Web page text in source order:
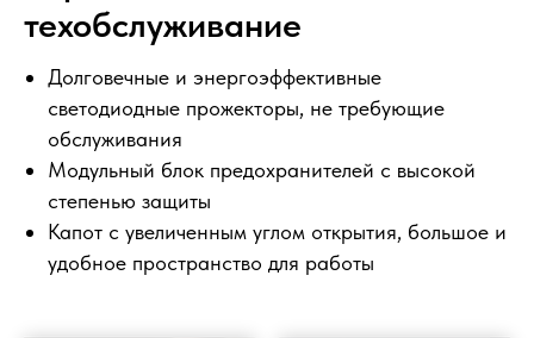
техобслуживание
Долговечные и энергоэффективные
светодиодные прожекторы, не требующие
обслуживания
Модульный блок предохранителей с высокой
степенью защиты
Капот с увеличенным углом открытия, большое и
удобное пространство для работы